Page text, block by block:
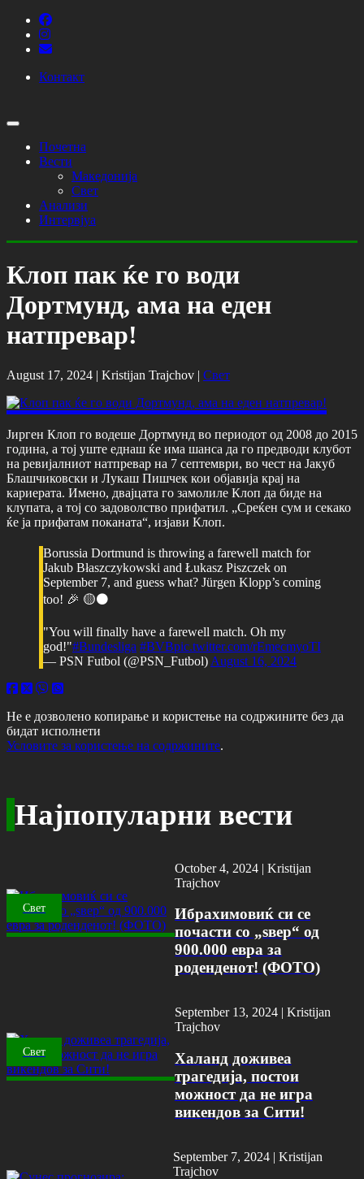
Контакт
Почетна
Вести
Македонија
Свет
Анализи
Интервјуа
Клоп пак ќе го води
Дортмунд, ама на еден
натпревар!
August 17, 2024 | Kristijan Trajchov | Свет
Јирген Клоп го водеше Дортмунд во периодот од 2008 до 2015
година, а тој уште еднаш ќе има шанса да го предводи клубот
на ревијалниот натпревар на 7 септември, во чест на Јакуб
Блашчиковски и Лукаш Пишчек кои објавија крај на
кариерата. Имено, двајцата го замолиле Клоп да биде на
клупата, а тој со задоволство прифатил. „Среќен сум и секако
ќе ја прифатам поканата“, изјави Клоп.
Borussia Dortmund is throwing a farewell match for
Jakub Błaszczykowski and Łukasz Piszczek on
September 7, and guess what? Jürgen Klopp’s coming
too! 🎉 🟡⚫️
"You will finally have a farewell match. Oh my
god!"#Bundesliga #BVBpic.twitter.com/rEmecmyoTI
— PSN Futbol (@PSN_Futbol) August 16, 2024
Не е дозволено копирање и користење на содржините без да
бидат исполнети
Условите за користење на содржините.
Најпопуларни вести
Свет
October 4, 2024 |Kristijan
Trajchov
Ибрахимовиќ си се
почасти со „ѕвер“ од
900.000 евра за
роденденот! (ФОТО)
Свет
September 13, 2024 | Kristijan
Trajchov
Халанд доживеа
трагедија, постои
можност да не игра
викендов за Сити!
September 7, 2024 | Kristijan
Trajchov